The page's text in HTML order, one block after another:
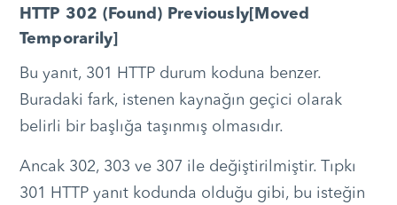
HTTP 302 (Found) Previously[Moved
Temporarily]
Bu yanıt, 301 HTTP durum koduna benzer.
Buradaki fark, istenen kaynağın geçici olarak
belirli bir başlığa taşınmış olmasıdır.
Ancak 302, 303 ve 307 ile değiştirilmiştir. Tıpkı
301 HTTP yanıt kodunda olduğu gibi, bu isteğin